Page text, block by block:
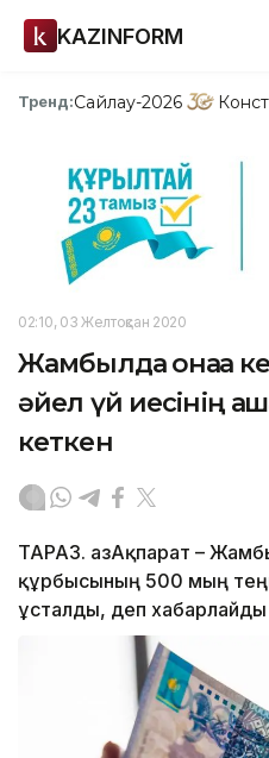
KAZINFORM
Тренд:Сайлау-2026
02:10, 03 Желтоқсан 2020
Жамбылда қонаққа
әйел үй иесінің
кеткен
ТАРАЗ. ҚазАқпарат –
құрбысының 500 мың
ұсталды, деп хабарлайды